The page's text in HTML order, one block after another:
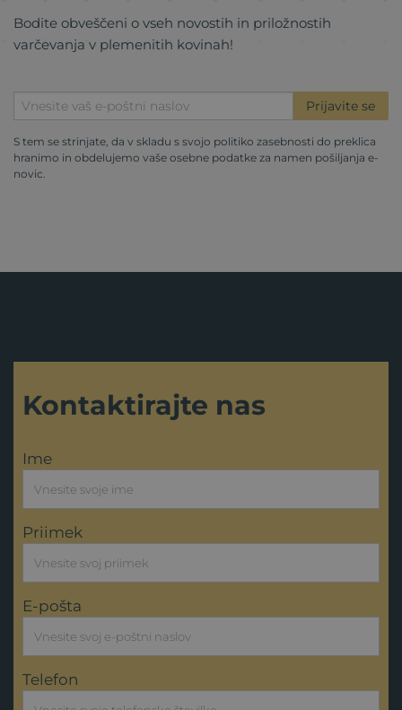
Bodite obveščeni o vseh novostih in priložnostih
varčevanja v plemenitih kovinah!
Prijavite se
S tem se strinjate, da v skladu s svojo politiko zasebnosti do preklica
hranimo in obdelujemo vaše osebne podatke za namen pošiljanja e-
novic.
Kontaktirajte nas
Ime
Priimek
E-pošta
Telefon